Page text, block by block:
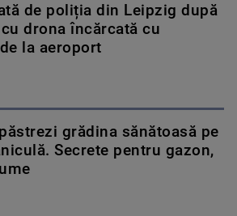
de poliția din Leipzig după
drona încărcată cu
la aeroport
grădina sănătoasă pe
Secrete pentru gazon,